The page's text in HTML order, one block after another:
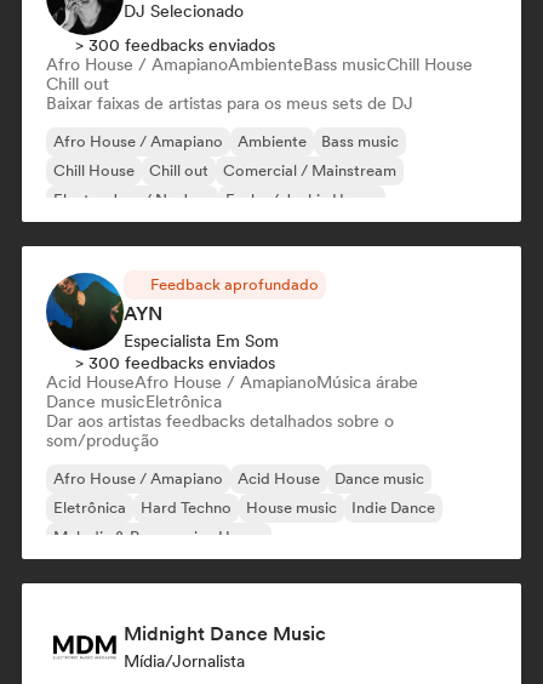
DJ Selecionado
> 300 feedbacks enviados
Afro House / AmapianoAmbienteBass musicChill House
Chill out
Baixar faixas de artistas para os meus sets de DJ
Afro House / Amapiano Ambiente
Bass music
Chill House
Chill out
Comercial / Mainstream
Electro Jazz / Nu Jazz
Funky / Jackin House
Feedback aprofundado
AYN
Especialista Em Som
> 300 feedbacks enviados
Acid HouseAfro House / AmapianoMúsica árabe
Dance musicEletrônica
Dar aos artistas feedbacks detalhados sobre o
som/produção
Afro House / Amapiano Acid House
Dance music
Eletrônica
Hard Techno House music
Indie Dance
Melodic & Progressive House
Midnight Dance Music
Mídia/Jornalista